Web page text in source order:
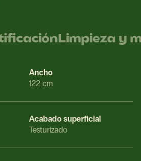
Limpieza y
Ancho
122 cm
Acabado superficial
Testurizado